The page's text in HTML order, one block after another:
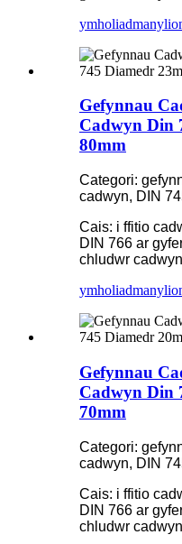
ymholiad
Gefynnau
Cadwyn Din
80mm
Categori:
cadwyn, DIN
Cais: i ffitio
DIN 766 ar
chludwr
ymholiad
Gefynnau
Cadwyn Din
70mm
Categori:
cadwyn, DIN
Cais: i ffitio
DIN 766 ar
chludwr